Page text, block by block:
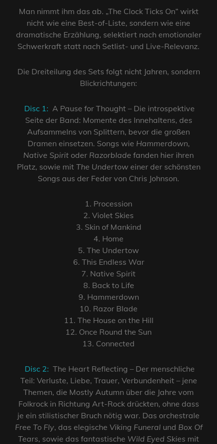
Man nimmt ihm das ab. „The Clock Ticks On“ wirkt
nicht wie eine Best-of-Liste, sondern wie eine
dramatische Erzählung, selektiert nach emotionaler
Schwerkraft statt nach Setlist- und Live-Relevanz.
Die Dreiteilung des Sets folgt nicht Jahren, sondern
Blickrichtungen:
Disc 1: A Pause for Thought – Die introspektive
Seite der Band: Momente des Innehaltens, des
Aufsammelns von Splittern, bevor die großen
Dramen einsetzen. Songs wie Hammerdown,
Native Spirit oder Razorblade fanden hier ihren
Platz, sowie mit The Undertoweiner der schönsten
Songs aus der Feder von Chris Johnson.
1. Procession
2. Violet Skies
3. Skin of Mankind
4. Home
5. The Undertow
6. This Endless War
7. Native Spirit
8. Back to Life
9. Hammerdown
10. Razor Blade
11. The House on the Hill
12. Once Round the Sun
13. Connected
Disc 2: The Heart Reflecting – Der menschliche
Teil: Verluste, Liebe, Trauer, Verbundenheit – jene
Themen, die Mostly Autumn über die Jahre vom
Folkrock in Richtung Art-Rock drückten, ohne dass
je ein stilistischer Bruch nötig war. Das orchestrale
Free To Fly, das elegische Viking Funeral und Box Of
Tears, sowie das fantastische Wild Eyed Skies mit